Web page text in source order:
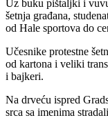
Uz buku pištaljki i
šetnja građana,
od Hale sportova do
Učesnike protestne
od kartona i veliki
i bajkeri.
Na drveću ispred
srca sa imenima